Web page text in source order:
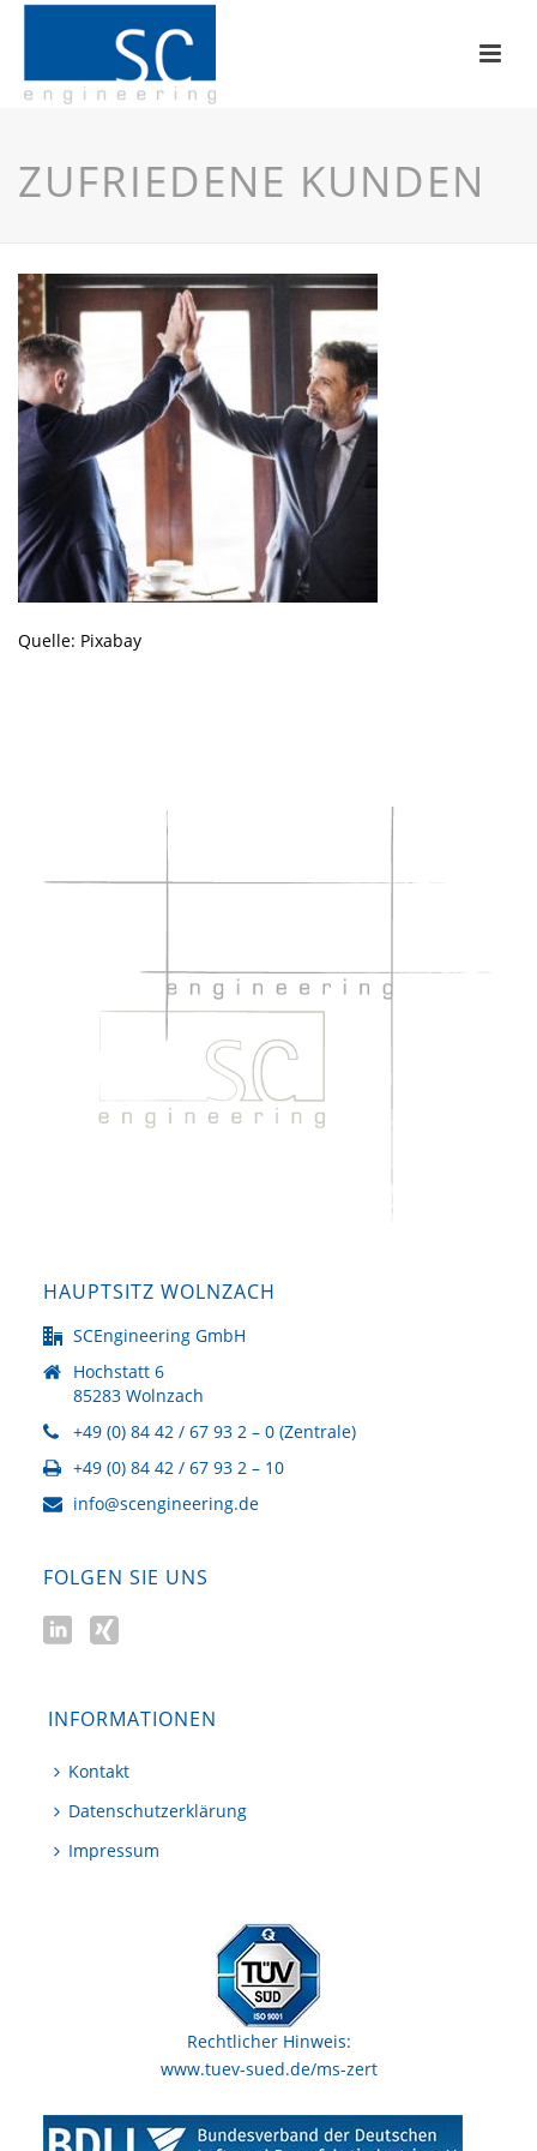
ZUFRIEDENE KUNDEN
Quelle: Pixabay
HAUPTSITZ WOLNZACH
SCEngineering GmbH
Hochstatt 6
85283 Wolnzach
+49 (0) 84 42 / 67 93 2 – 0 (Zentrale)
+49 (0) 84 42 / 67 93 2 – 10
info@scengineering.de
FOLGEN SIE UNS
INFORMATIONEN
Kontakt
Datenschutzerklärung
Impressum
Rechtlicher Hinweis:
www.tuev-sued.de/ms-zert